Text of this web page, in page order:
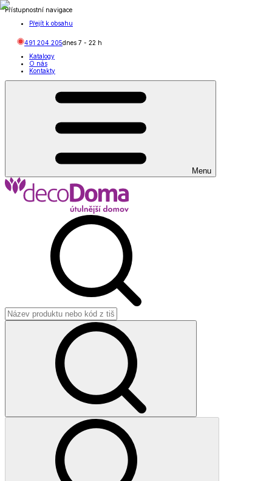
Přístupnostní navigace
Přejít k obsahu
491 204 205dnes 7 - 22 h
Katalogy
O nás
Kontakty
Menu